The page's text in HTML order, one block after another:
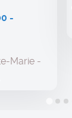
-
Marie -